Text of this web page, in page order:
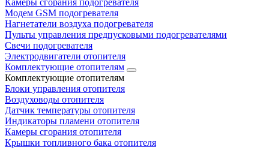
Камеры сгорания подогревателя
Модем GSM подогревателя
Нагнетатели воздуха подогревателя
Пульты управления предпусковыми подогревателями
Свечи подогревателя
Электродвигатели отопителя
Комплектующие отопителям
Комплектующие отопителям
Блоки управления отопителя
Воздуховоды отопителя
Датчик температуры отопителя
Индикаторы пламени отопителя
Камеры сгорания отопителя
Крышки топливного бака отопителя